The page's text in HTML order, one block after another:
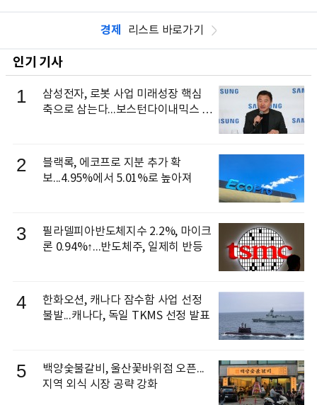
경제 리스트 바로가기
인기 기사
1
삼성전자, 로봇 사업 미래성장 핵심
축으로 삼는다...보스턴다이내믹스 출
2
블랙록, 에코프로 지분 추가 확
보...4.95%에서 5.01%로 높아져
3
필라델피아반도체지수 2.2%, 마이크
론 0.94%↑...반도체주, 일제히 반등
4
한화오션, 캐나다 잠수함 사업 선정
불발...캐나다, 독일 TKMS 선정 발표
5
백양숯불갈비, 울산꽃바위점 오픈...
지역 외식 시장 공략 강화